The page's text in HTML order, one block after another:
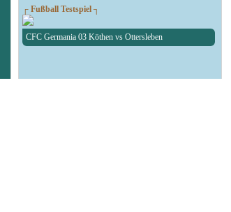
┌ Fußball Testspiel ┐
CFC Germania 03 Köthen vs Ottersleben